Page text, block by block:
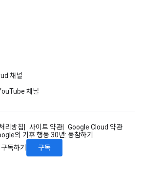
채널
채널
리방침 사이트 약관
Google Cloud 약관
의 기후 행동 30년: 동참하기
독하기
구독